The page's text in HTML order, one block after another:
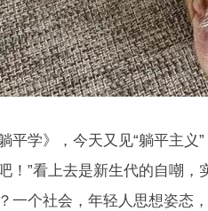
平学》，今天又见“躺平主义
！”看上去是新生代的自嘲
一个社会，年轻人思想姿态